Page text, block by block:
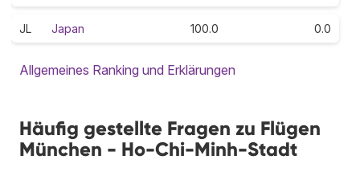
JL Japan 100.0 0.0
Allgemeines Ranking und Erklärungen
Häufig gestellte Fragen zu Flügen
München - Ho-Chi-Minh-Stadt